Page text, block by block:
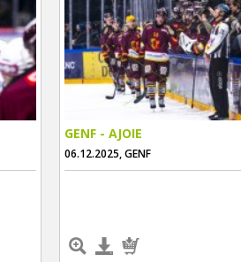
GENF - AJOIE
06.12.2025, GENF